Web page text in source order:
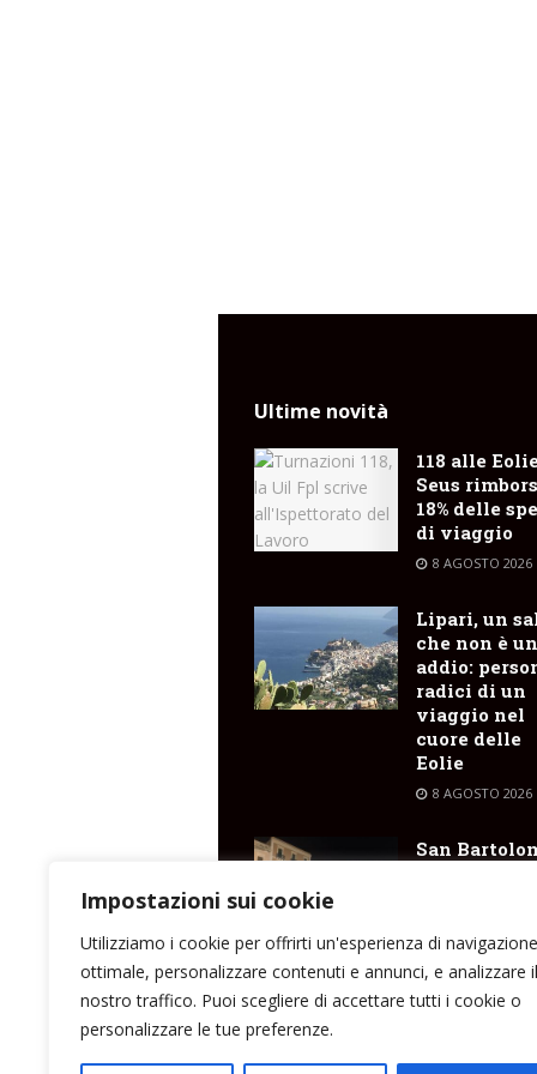
Impostazioni sui cookie
Utilizziamo i cookie per offrirti un'esperienza di navigazione
ottimale, personalizzare contenuti e annunci, e analizzare il
nostro traffico. Puoi scegliere di accettare tutti i cookie o
personalizzare le tue preferenze.
Ultime novità
118 alle
Seus
18% delle
di viaggio
8 AGOSTO 2026
Lipari, un
che non è un
addio:
radici di un
viaggio nel
cuore delle
Eolie
8 AGOSTO 2026
San
8 AGOSTO 2026